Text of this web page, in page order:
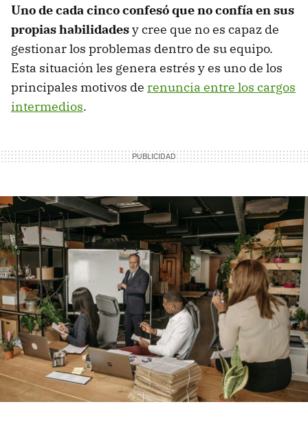
Uno de cada cinco confesó que no confía en sus
propias habilidadesy cree que no es capaz de
gestionar los problemas dentro de su equipo.
Esta situación les genera estrés y es uno de los
principales motivos de renuncia entre los cargos
intermedios.